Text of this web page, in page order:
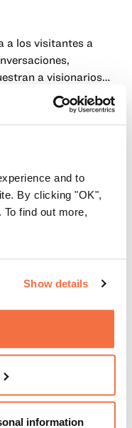
and to
By clicking "OK",
find out more,
Show details
information
a los visitantes a
a visionarios